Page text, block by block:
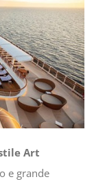
Art
e grande